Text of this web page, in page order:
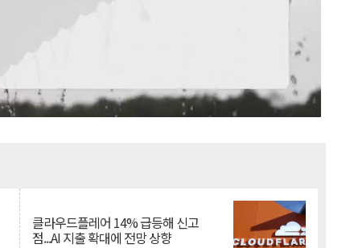
클라우드플레어 14% 급등해 신고
점...AI 지출 확대에 전망 상향